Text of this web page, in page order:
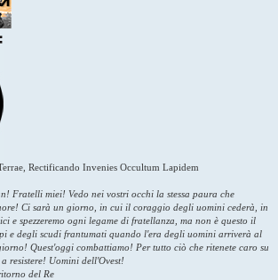
Rectificando Invenies Occultum Lapidem
Fratelli miei! Vedo nei vostri occhi la stessa paura che
Ci sarà un giorno, in cui il coraggio degli uomini cederà, in
e spezzeremo ogni legame di fratellanza, ma non è questo il
e degli scudi frantumati quando l'era degli uomini arriverà al
Quest'oggi combattiamo! Per tutto ciò che ritenete caro su
resistere! Uomini dell'Ovest!
del Re